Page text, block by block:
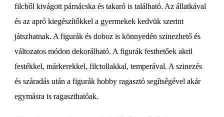
filcből kivágott párnácska és takaró is található. Az állatkával
és az apró kiegészítőkkel a gyermekek kedvük szerint
játszhatnak. A figurák és doboz is könnyedén szinezhető és
változatos módon dekorálható. A figurák festhetőek akril
festékkel, márkerekkel, filctollakkal, temperával. A szinezés
és száradás után a figurák hobby ragasztó segítségével akár
egymásra is ragaszthatóak.